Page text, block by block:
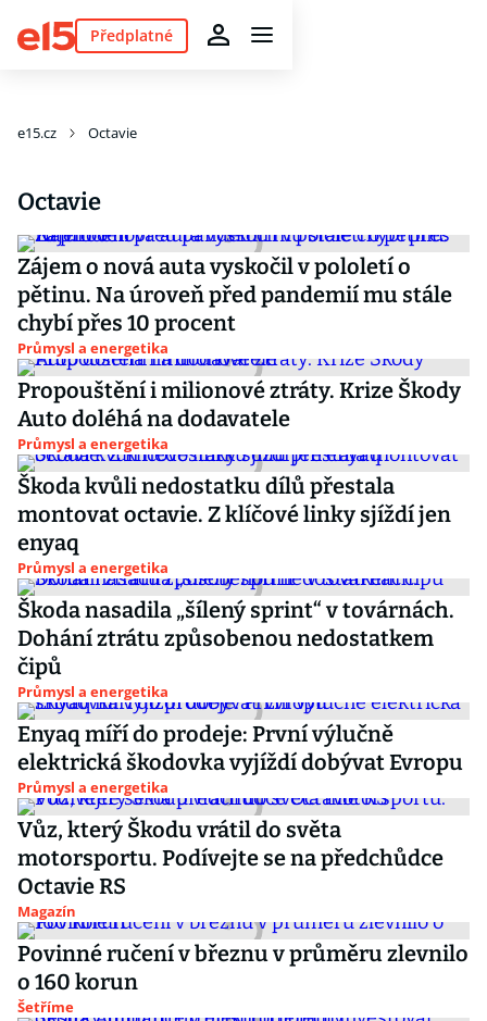
Předplatné
e15.cz Octavie
Octavie
Zájem o nová auta vyskočil v pololetí o
pětinu. Na úroveň před pandemií mu stále
chybí přes 10 procent
Průmysl a energetika
Propouštění i milionové ztráty. Krize Škody
Auto doléhá na dodavatele
Průmysl a energetika
Škoda kvůli nedostatku dílů přestala
montovat octavie. Z klíčové linky sjíždí jen
enyaq
Průmysl a energetika
Škoda nasadila „šílený sprint“ v továrnách.
Dohání ztrátu způsobenou nedostatkem
čipů
Průmysl a energetika
Enyaq míří do prodeje: První výlučně
elektrická škodovka vyjíždí dobývat Evropu
Průmysl a energetika
Vůz, který Škodu vrátil do světa
motorsportu. Podívejte se na předchůdce
Octavie RS
Magazín
Povinné ručení v březnu v průměru zlevnilo
o 160 korun
Šetříme